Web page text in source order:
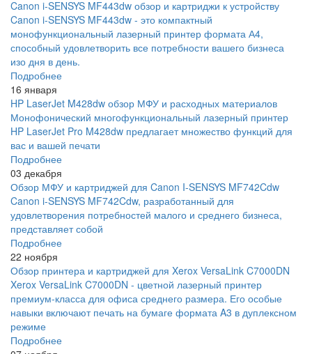
Canon i-SENSYS MF443dw обзор и картриджи к устройству
Canon i-SENSYS MF443dw - это компактный
монофункциональный лазерный принтер формата А4,
способный удовлетворить все потребности вашего бизнеса
изо дня в день.
Подробнее
16 января
HP LaserJet M428dw обзор МФУ и расходных материалов
Монофонический многофункциональный лазерный принтер
HP LaserJet Pro M428dw предлагает множество функций для
вас и вашей печати
Подробнее
03 декабря
Обзор МФУ и картриджей для Canon I-SENSYS MF742Cdw
Canon i-SENSYS MF742Cdw, разработанный для
удовлетворения потребностей малого и среднего бизнеса,
представляет собой
Подробнее
22 ноября
Обзор принтера и картриджей для Xerox VersaLink C7000DN
Xerox VersaLink C7000DN - цветной лазерный принтер
премиум-класса для офиса среднего размера. Его особые
навыки включают печать на бумаге формата A3 в дуплексном
режиме
Подробнее